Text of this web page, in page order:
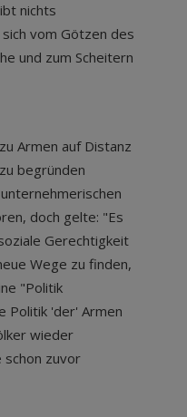
nichts
vom Götzen des
und zum Scheitern
Armen auf Distanz
begründen
doch gelte: "Es
Gerechtigkeit
Wege zu finden,
"Politik
Politik 'der' Armen
wieder
zuvor